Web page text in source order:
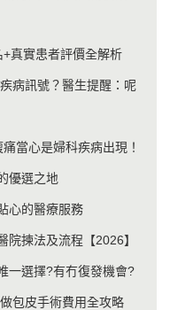
真實患者評價全解析
病訊號？醫生提醒：呢
當心是婦科疾病出現！
優選之地
心的醫療服務
揀法及流程【2026】
一選擇?有冇復發機會?
包皮手術費用全攻略